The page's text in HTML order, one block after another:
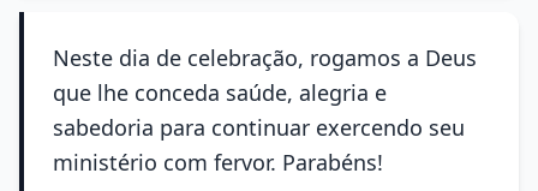
Neste dia de celebração, rogamos a Deus
que lhe conceda saúde, alegria e
sabedoria para continuar exercendo seu
ministério com fervor. Parabéns!